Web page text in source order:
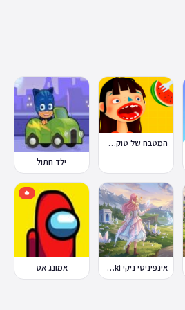
המטבח של טוקה בוקה
ילד חתול
אינפיניטי ניקי Infinity Nikki
🔥
אמונג אס